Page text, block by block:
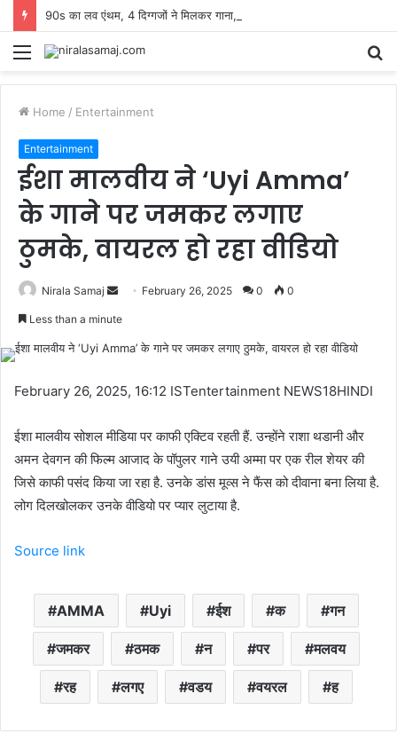
Menu
Home / Entertainment
Entertainment
ईशा मालवीय ने ‘Uyi Amma’
के गाने पर जमकर लगाए
ठुमके, वायरल हो रहा वीडियो
Nirala Samaj
Send February 26, 2025 0 0
Less than a minute
February 26, 2025, 16:12 ISTentertainment NEWS18HINDI
ईशा मालवीय सोशल मीडिया पर काफी एक्टिव रहती हैं. उन्होंने राशा थडानी और
अमन देवगन की फिल्म आजाद के पॉपुलर गाने उयी अम्मा पर एक रील शेयर की
जिसे काफी पसंद किया जा रहा है. उनके डांस मूव्स ने फैंस को दीवाना बना लिया है.
लोग दिलखोलकर उनके वीडियो पर प्यार लुटाया है.
Source link
AMMA Uyi ईश क गन
जमकर ठमक न पर मलवय
रह लगए वडय वयरल ह